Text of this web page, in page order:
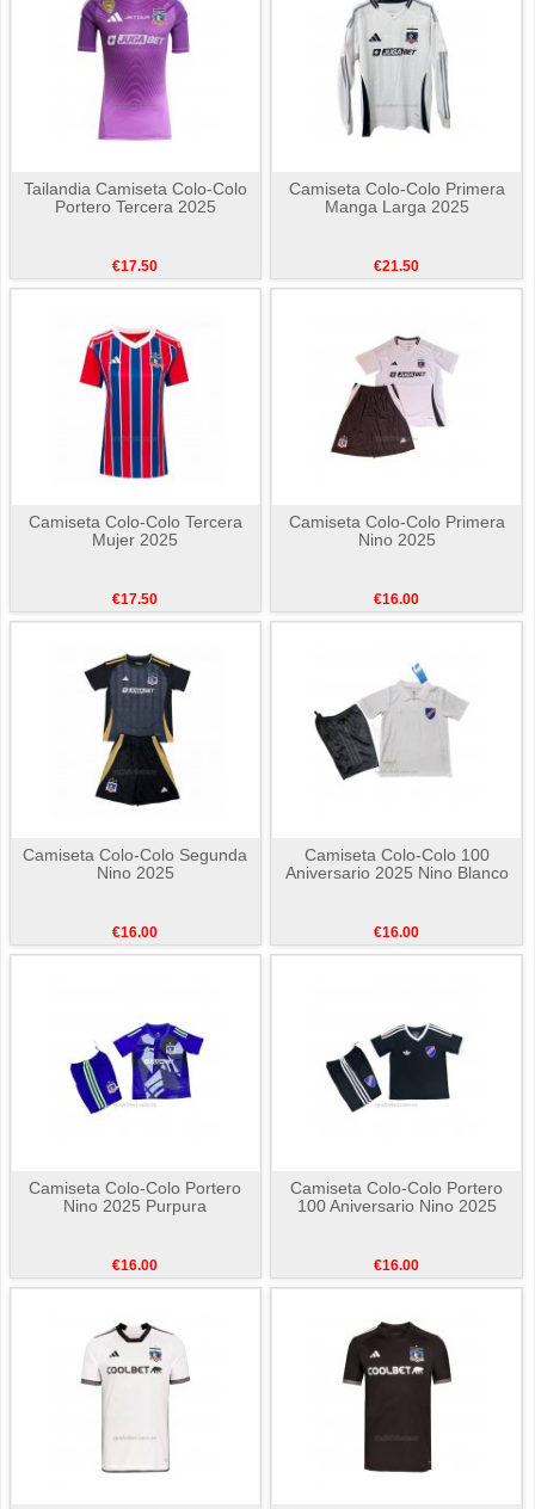
Tailandia Camiseta Colo-Colo
Portero Tercera 2025
€17.50
Camiseta Colo-Colo Primera
Manga Larga 2025
€21.50
Camiseta Colo-Colo Tercera
Mujer 2025
€17.50
Camiseta Colo-Colo Primera
Nino 2025
€16.00
Camiseta Colo-Colo Segunda
Nino 2025
€16.00
Camiseta Colo-Colo 100
Aniversario 2025 Nino Blanco
€16.00
Camiseta Colo-Colo Portero
Nino 2025 Purpura
€16.00
Camiseta Colo-Colo Portero
100 Aniversario Nino 2025
€16.00